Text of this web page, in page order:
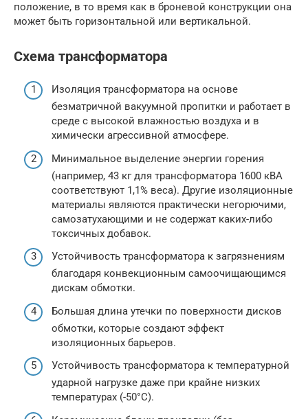
положение, в то время как в броневой конструкции она
может быть горизонтальной или вертикальной.
Схема трансформатора
Изоляция трансформатора на основе
безматричной вакуумной пропитки и работает в
среде с высокой влажностью воздуха и в
химически агрессивной атмосфере.
Минимальное выделение энергии горения
(например, 43 кг для трансформатора 1600 кВА
соответствуют 1,1% веса). Другие изоляционные
материалы являются практически негорючими,
самозатухающими и не содержат каких-либо
токсичных добавок.
Устойчивость трансформатора к загрязнениям
благодаря конвекционным самоочищающимся
дискам обмотки.
Большая длина утечки по поверхности дисков
обмотки, которые создают эффект
изоляционных барьеров.
Устойчивость трансформатора к температурной
ударной нагрузке даже при крайне низких
температурах (-50°С).